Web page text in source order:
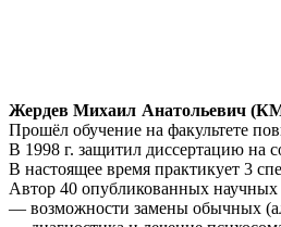
Жердев Михаил Анатольевич
Прошёл обучение на факультете
В 1998 г. защитил диссертацию на
В настоящее время практикует 3
Автор 40 опубликованных научных
— возможности замены обычных